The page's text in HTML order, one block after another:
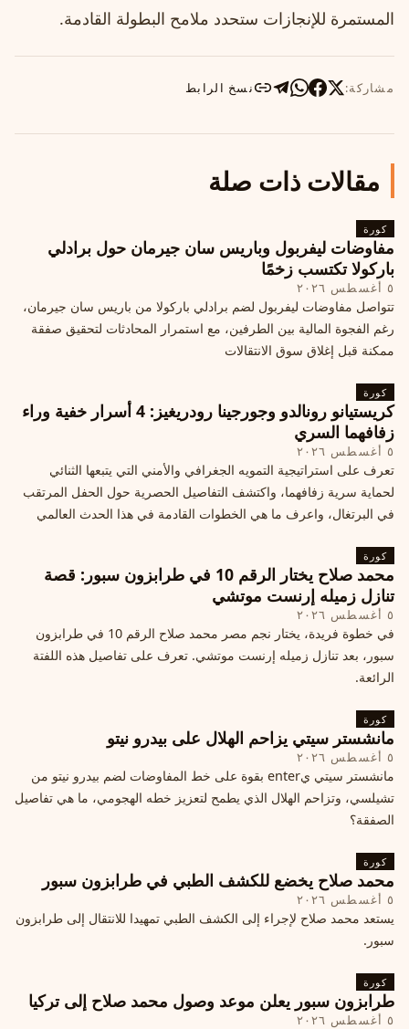
المستمرة للإنجازات ستحدد ملامح البطولة القادمة.
مشاركة: نسخ الرابط
مقالات ذات صلة
كورة
مفاوضات ليفربول وباريس سان جيرمان حول برادلي
باركولا تكتسب زخمًا
٥ أغسطس ٢٠٢٦
تتواصل مفاوضات ليفربول لضم برادلي باركولا من باريس سان جيرمان،
رغم الفجوة المالية بين الطرفين، مع استمرار المحادثات لتحقيق صفقة
ممكنة قبل إغلاق سوق الانتقالات
كورة
كريستيانو رونالدو وجورجينا رودريغيز: 4 أسرار خفية وراء
زفافهما السري
٥ أغسطس ٢٠٢٦
تعرف على استراتيجية التمويه الجغرافي والأمني التي يتبعها الثنائي
لحماية سرية زفافهما، واكتشف التفاصيل الحصرية حول الحفل المرتقب
في البرتغال، واعرف ما هي الخطوات القادمة في هذا الحدث العالمي
كورة
محمد صلاح يختار الرقم 10 في طرابزون سبور: قصة
تنازل زميله إرنست موتشي
٥ أغسطس ٢٠٢٦
في خطوة فريدة، يختار نجم مصر محمد صلاح الرقم 10 في طرابزون
سبور، بعد تنازل زميله إرنست موتشي. تعرف على تفاصيل هذه اللفتة
الرائعة.
كورة
مانشستر سيتي يزاحم الهلال على بيدرو نيتو
٥ أغسطس ٢٠٢٦
مانشستر سيتي يenter بقوة على خط المفاوضات لضم بيدرو نيتو من
تشيلسي، وتزاحم الهلال الذي يطمح لتعزيز خطه الهجومي، ما هي تفاصيل
الصفقة؟
كورة
محمد صلاح يخضع للكشف الطبي في طرابزون سبور
٥ أغسطس ٢٠٢٦
يستعد محمد صلاح لإجراء إلى الكشف الطبي تمهيدا للانتقال إلى طرابزون
سبور.
كورة
طرابزون سبور يعلن موعد وصول محمد صلاح إلى تركيا
٥ أغسطس ٢٠٢٦